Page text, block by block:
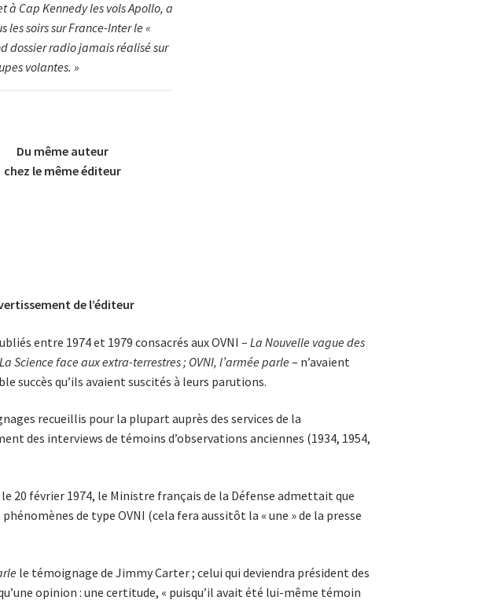
à Cap Kennedy les vols Apollo, a
les soirs sur France-Inter le «
dossier radio jamais réalisé sur
volantes. »
Du même auteur
chez le même éditeur
de l’éditeur
entre 1974 et 1979 consacrés aux OVNI – La Nouvelle vague des
Science face aux extra-terrestres ; OVNI, l’armée parle – n’avaient
succès qu’ils avaient suscités à leurs parutions.
recueillis pour la plupart auprès des services de la
des interviews de témoins d’observations anciennes (1934, 1954,
20 février 1974, le Ministre français de la Défense admettait que
de type OVNI (cela fera aussitôt la « une » de la presse
le témoignage de Jimmy Carter ; celui qui deviendra président des
opinion : une certitude, « puisqu’il avait été lui-même témoin